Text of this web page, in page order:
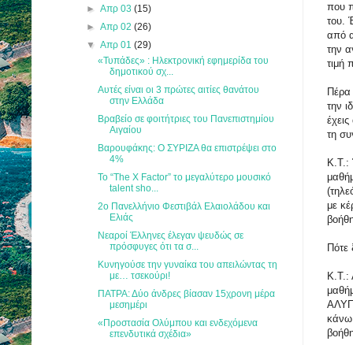
που
του.
από
την
τιμή
Πέρα
την
τη
Κ.Τ.:
με
Πότε
Κ.Τ.:
κάνω
► Απρ 03 (15)
► Απρ 02 (26)
▼ Απρ 01 (29)
«Τυπάδες» : Ηλεκτρονική εφημερίδα του
δημοτικού σχ...
Αυτές είναι οι 3 πρώτες αιτίες θανάτου
στην Ελλάδα
Βραβείο σε φοιτήτριες του Πανεπιστημίου
Αιγαίου
Βαρουφάκης: Ο ΣΥΡΙΖΑ θα επιστρέψει στο
4%
To “The X Factor” το μεγαλύτερο μουσικό
talent sho...
2ο Πανελλήνιο Φεστιβάλ Ελαιολάδου και
Ελιάς
Νεαροί Έλληνες έλεγαν ψευδώς σε
πρόσφυγες ότι τα σ...
Κυνηγούσε την γυναίκα του απειλώντας τη
με… τσεκούρι!
ΠΑΤΡΑ: Δύο άνδρες βίασαν 15χρονη μέρα
μεσημέρι
«Προστασία Ολύμπου και ενδεχόμενα
επενδυτικά σχέδια»